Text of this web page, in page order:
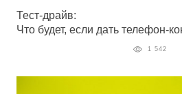
Тест-драйв:
Что будет, если дать телефон-
1 542